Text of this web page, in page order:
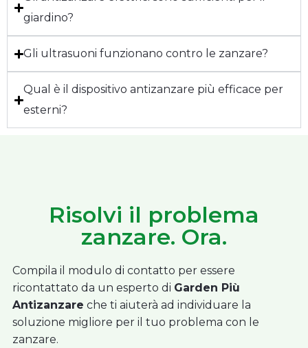
giardino?
Gli ultrasuoni funzionano contro le zanzare?
Qual è il dispositivo antizanzare più efficace per
esterni?
Risolvi il problema
zanzare. Ora.
Compila il modulo di contatto per essere
ricontattato da un esperto di Garden Più
Antizanzare che ti aiuterà ad individuare la
soluzione migliore per il tuo problema con le
zanzare.